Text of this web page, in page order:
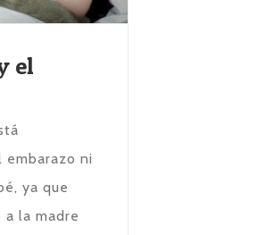
el
ni
ya que
a la madre